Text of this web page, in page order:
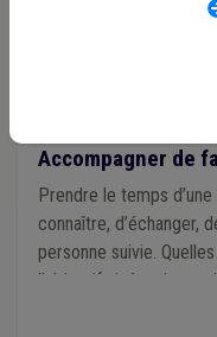
Accompagner de
Prendre le temps
connaître, d’échanger,
personne suivie.
l’objectif visé mais